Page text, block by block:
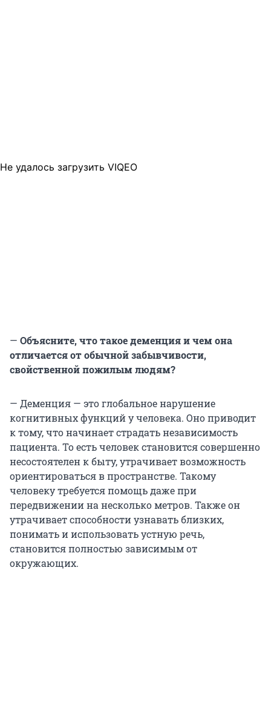
Не удалось загрузить VIQEO
— Объясните, что такое деменция и чем она
отличается от обычной забывчивости,
свойственной пожилым людям?
— Деменция — это глобальное нарушение
когнитивных функций у человека. Оно приводит
к тому, что начинает страдать независимость
пациента. То есть человек становится совершенно
несостоятелен к быту, утрачивает возможность
ориентироваться в пространстве. Такому
человеку требуется помощь даже при
передвижении на несколько метров. Также он
утрачивает способности узнавать близких,
понимать и использовать устную речь,
становится полностью зависимым от
окружающих.